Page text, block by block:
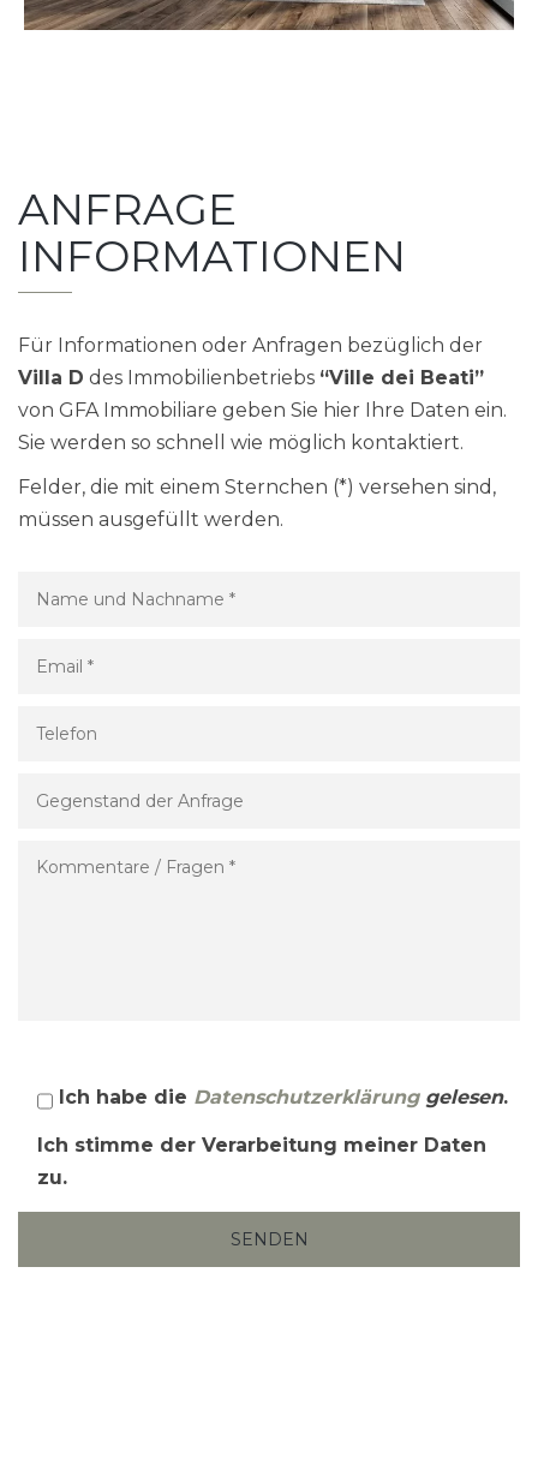
ANFRAGE
INFORMATIONEN
Für Informationen oder Anfragen bezüglich der
Villa D des Immobilienbetriebs “Ville dei Beati”
von GFA Immobiliare geben Sie hier Ihre Daten ein.
Sie werden so schnell wie möglich kontaktiert.
Felder, die mit einem Sternchen (*) versehen sind,
müssen ausgefüllt werden.
Ich habe die Datenschutzerklärunggelesen.
Ich stimme der Verarbeitung meiner Daten
zu.